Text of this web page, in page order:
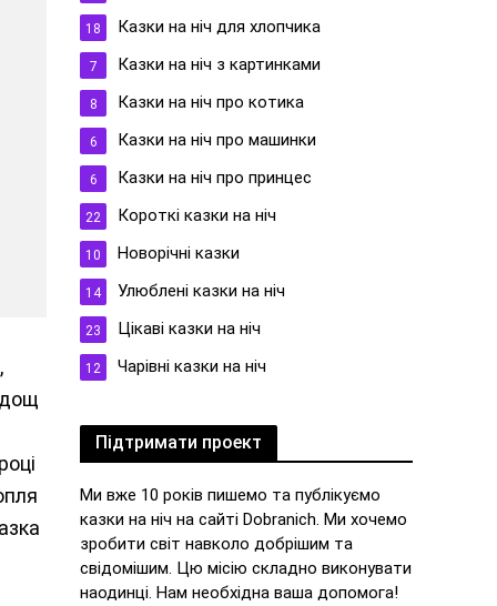
дощ
Казки на ніч для хлопчика
18
Казки на ніч з картинками
7
Казки на ніч про котика
8
Казки на ніч про машинки
6
Казки на ніч про принцес
6
Короткі казки на ніч
22
Новорічні казки
10
Улюблені казки на ніч
14
Цікаві казки на ніч
23
Чарівні казки на ніч
12
Підтримати проект
Ми вже 10 років пишемо та публікуємо
казки на ніч на сайті Dobranich. Ми хочемо
зробити світ навколо добрішим та
свідомішим. Цю місію складно виконувати
наодинці. Нам необхідна ваша допомога!